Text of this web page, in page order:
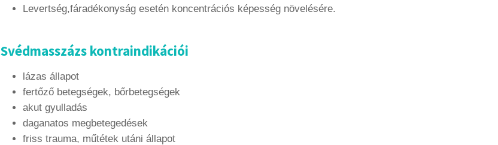
Levertség,fáradékonyság esetén koncentrációs képesség növelésére.
Svédmasszázs kontraindikációi
lázas állapot
fertőző betegségek, bőrbetegségek
akut gyulladás
daganatos megbetegedések
friss trauma, műtétek utáni állapot